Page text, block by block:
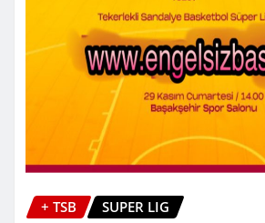
+ TSB SUPER LIG